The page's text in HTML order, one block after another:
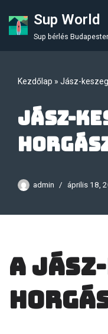
Skip
Sup World
Sup bérlés
Kezdőlap » Jász-
Jász-
admin április 18,
A